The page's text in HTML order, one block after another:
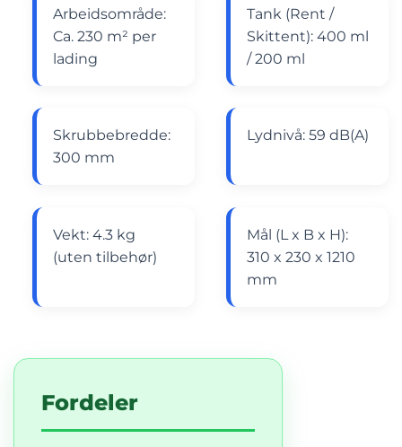
Arbeidsområde:
Ca. 230 m² per
lading
Tank (Rent /
Skittent): 400 ml
/ 200 ml
Skrubbebredde:
300 mm
Lydnivå: 59 dB(A)
Vekt: 4.3 kg
(uten tilbehør)
Mål (L x B x H):
310 x 230 x 1210
mm
Fordeler